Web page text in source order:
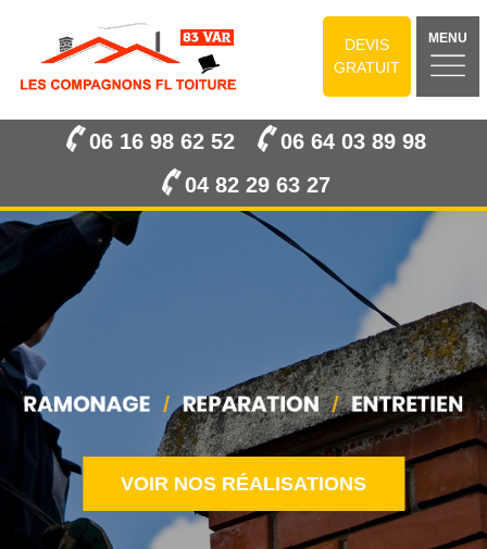
DEVIS
GRATUIT
MENU
06 16 98 62 52
06 64 03 89 98
04 82 29 63 27
VOIR NOS RÉALISATIONS